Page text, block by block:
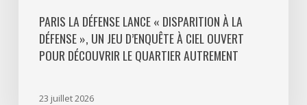
découvrir
quartier
PARIS LA DÉFENSE LANCE « DISPARITION À LA
DÉFENSE », UN JEU D’ENQUÊTE À CIEL OUVERT
POUR DÉCOUVRIR LE QUARTIER AUTREMENT
23 juillet 2026